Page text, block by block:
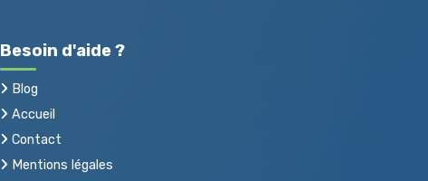
Besoin d'aide ?
Blog
Accueil
Contact
Mentions légales